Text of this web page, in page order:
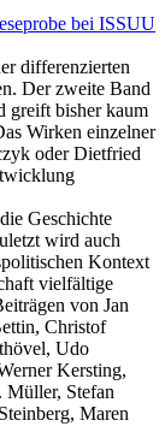
differenzierten
Der zweite Band
greift bisher kaum
Wirken einzelner
oder Dietfried
Geschichte
wird auch
Kontext
vielfältige
von Jan
Christof
Udo
Kersting,
Stefan
Maren